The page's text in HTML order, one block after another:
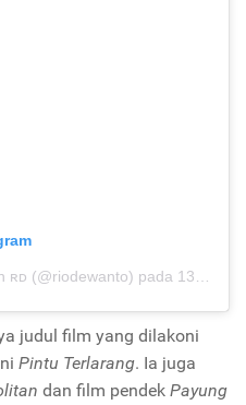
ʀᴅ (@riodewanto) pada 13 Des 2019 jam 8:49 PST
judul film yang dilakoni
Pintu Terlarang. Ia juga
dan film pendek Payung